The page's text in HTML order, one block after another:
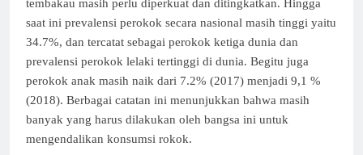
tembakau masih perlu diperkuat dan ditingkatkan. Hingga
saat ini prevalensi perokok secara nasional masih tinggi yaitu
34.7%, dan tercatat sebagai perokok ketiga dunia dan
prevalensi perokok lelaki tertinggi di dunia. Begitu juga
perokok anak masih naik dari 7.2% (2017) menjadi 9,1 %
(2018). Berbagai catatan ini menunjukkan bahwa masih
banyak yang harus dilakukan oleh bangsa ini untuk
mengendalikan konsumsi rokok.